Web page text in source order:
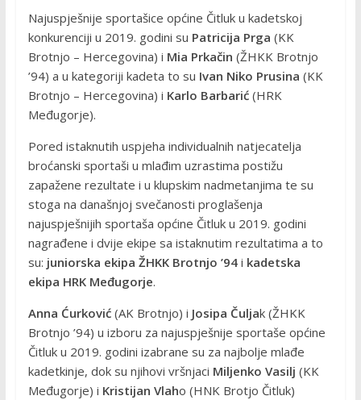
Najuspješnije sportašice općine Čitluk u kadetskoj
konkurenciji u 2019. godini su Patricija Prga (KK
Brotnjo – Hercegovina) i Mia Prkačin (ŽHKK Brotnjo
’94) a u kategoriji kadeta to su Ivan Niko Prusina (KK
Brotnjo – Hercegovina) i Karlo Barbarić(HRK
Međugorje).
Pored istaknutih uspjeha individualnih natjecatelja
broćanski sportaši u mlađim uzrastima postižu
zapažene rezultate i u klupskim nadmetanjima te su
stoga na današnjoj svečanosti proglašenja
najuspješnijih sportaša općine Čitluk u 2019. godini
nagrađene i dvije ekipe sa istaknutim rezultatima a to
su: juniorska ekipa ŽHKK Brotnjo ’94i kadetska
ekipa HRK Međugorje.
Anna Ćurković(AK Brotnjo) i Josipa Čuljak (ŽHKK
Brotnjo ’94) u izboru za najuspješnije sportaše općine
Čitluk u 2019. godini izabrane su za najbolje mlađe
kadetkinje, dok su njihovi vršnjaci Miljenko Vasilj (KK
Međugorje) i Kristijan Vlaho (HNK Brotjo Čitluk)